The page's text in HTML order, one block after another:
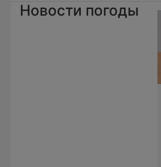
Новости погоды